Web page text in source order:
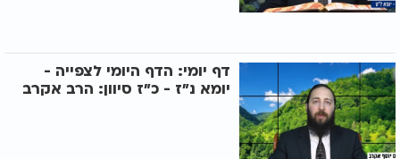
דף יומי: הדף היומי לצפייה -
יומא נ"ז - כ"ז סיוון: הרב אקרב